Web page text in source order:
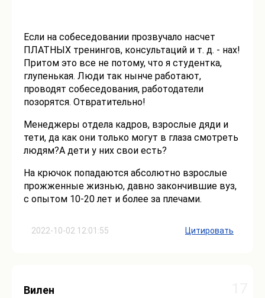
2022-10-02 12:01:55
Если на собеседовании прозвучало насчет
ПЛАТНЫХ тренингов, консультаций и т. д. - нах!
Притом это все не потому, что я студентка,
глупенькая. Люди так нынче работают,
проводят собеседования, работодатели
позорятся. Отвратительно!
Менеджеры отдела кадров, взрослые дяди и
тети, да как они только могут в глаза смотреть
людям?А дети у них свои есть?
На крючок попадаются абсолютно взрослые
прожженные жизнью, давно закончившие вуз,
с опытом 10-20 лет и более за плечами.
Цитировать
Вилен